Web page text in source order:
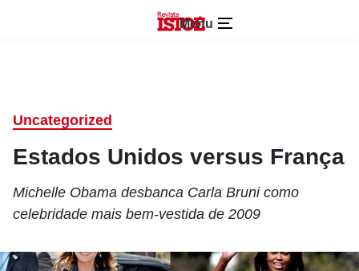
Menu
Uncategorized
Estados Unidos versus França
Michelle Obama desbanca Carla Bruni como
celebridade mais bem-vestida de 2009